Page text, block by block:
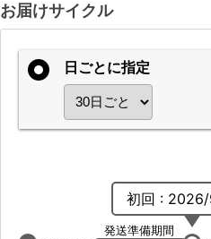
お届けサイクル
日ごとに指定
発送準備期間
初回 :